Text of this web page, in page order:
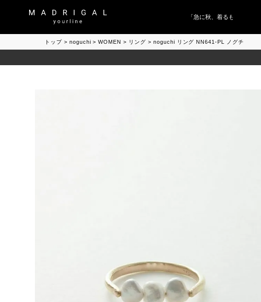
「急に秋、着るものがない」
トップ noguchi WOMEN リング noguchi リング NN641-PL ノグチ